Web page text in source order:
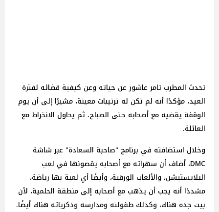
تحدث المطرب تامر عاشور عن حياته وعن كيفية قضائه لفترة
العيد، مؤكدًا أنه لم تكن له ترتيبات معينة، مشيرًا إلى أن يوم
الوقفة يقضيه مع أصحابه حتى الصباح، ثم يحاول الانخراط مع
العائلة.
وخلال استضافته في برنامج "صاحبة السعادة" عبر شاشة
DMC، أضاف أن سهراته مع أصحابه يقضونها في لعب
البلايستيشن، والألعاب الورقية، وأيضًا أي لعبة بها رياضة،
مشددًا أنه يجب أن يذهب مع أصحابه إلى منطقة الحلمية، لأن
بيت جده هناك، وكذلك طفولته ومدارسه وذكرياته هناك أيضًا.